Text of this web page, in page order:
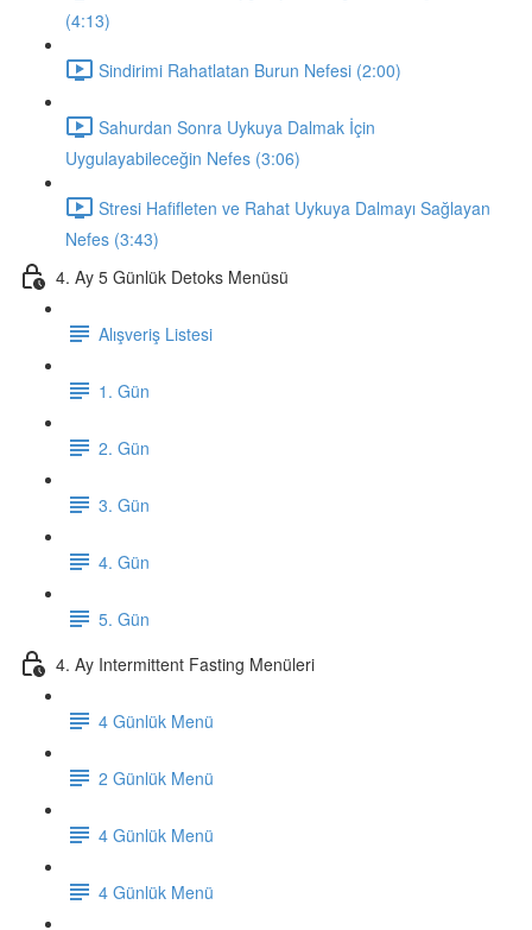
(4:13)
Sindirimi Rahatlatan Burun Nefesi (2:00)
Sahurdan Sonra Uykuya Dalmak İçin
Uygulayabileceğin Nefes (3:06)
Stresi Hafifleten ve Rahat Uykuya Dalmayı Sağlayan
Nefes (3:43)
4. Ay 5 Günlük Detoks Menüsü
Alışveriş Listesi
1. Gün
2. Gün
3. Gün
4. Gün
5. Gün
4. Ay Intermittent Fasting Menüleri
4 Günlük Menü
2 Günlük Menü
4 Günlük Menü
4 Günlük Menü